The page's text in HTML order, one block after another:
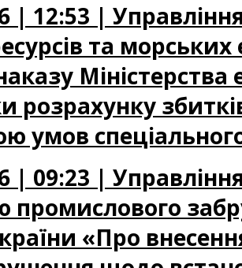
| 12:53 |
та
розрахунку
умов
| 09:23 |
промислового
«Про